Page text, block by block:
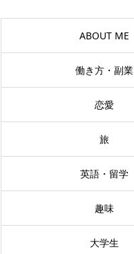
ABOUT ME
働き方・副業
恋愛
旅
英語・留学
趣味
大学生